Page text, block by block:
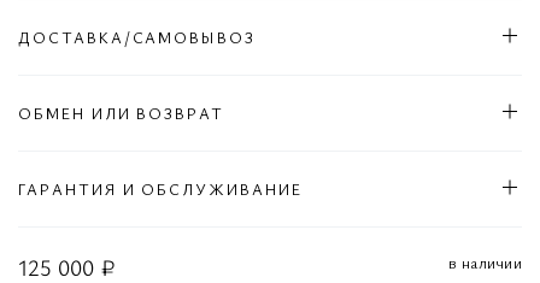
125 000 ₽ в наличии
ДОСТАВКА/САМОВЫВОЗ
ОБМЕН ИЛИ ВОЗВРАТ
ГАРАНТИЯ И ОБСЛУЖИВАНИЕ